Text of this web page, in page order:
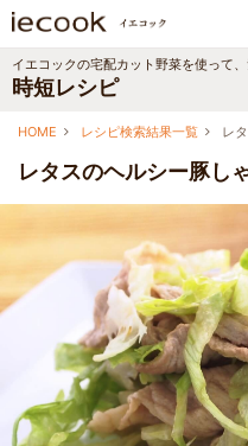
イエコックの宅配カット野菜を使って
時短レシピ
HOME レシピ検索結果一覧 レ
レタスのヘルシー豚し